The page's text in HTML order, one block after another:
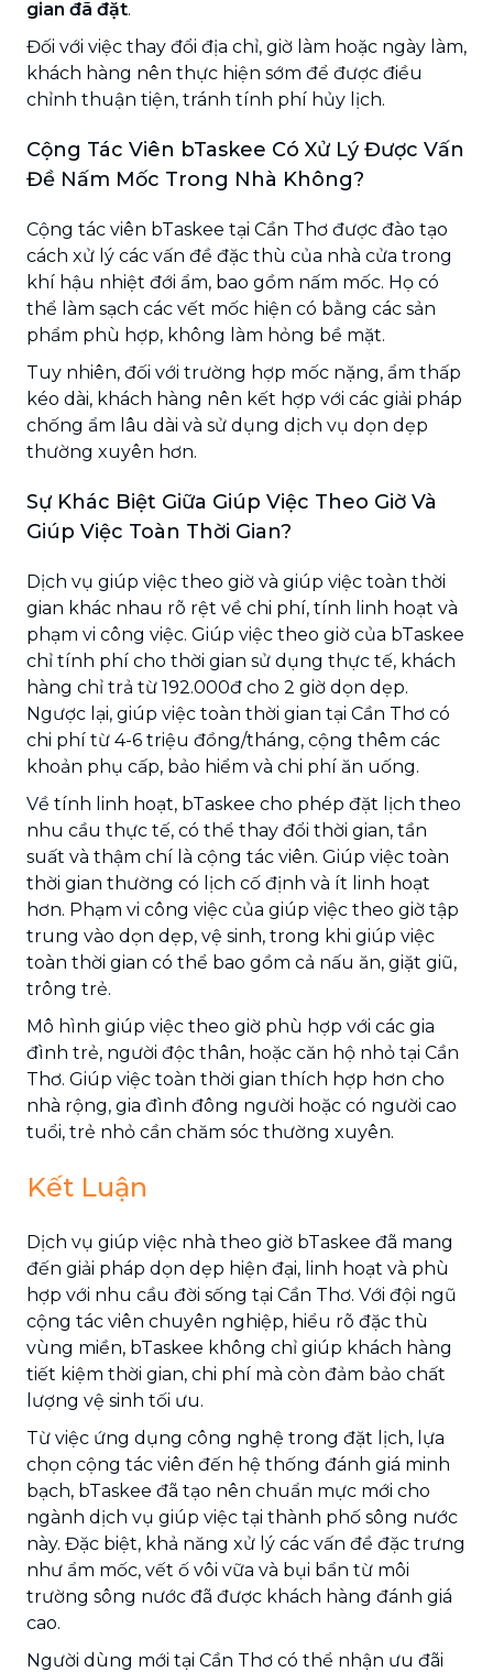
gian đã đặt.
Đối với việc thay đổi địa chỉ, giờ làm hoặc ngày làm,
khách hàng nên thực hiện sớm để được điều
chỉnh thuận tiện, tránh tính phí hủy lịch.
Cộng Tác Viên bTaskee Có Xử Lý Được Vấn
Đề Nấm Mốc Trong Nhà Không?
Cộng tác viên bTaskee tại Cần Thơ được đào tạo
cách xử lý các vấn đề đặc thù của nhà cửa trong
khí hậu nhiệt đới ẩm, bao gồm nấm mốc. Họ có
thể làm sạch các vết mốc hiện có bằng các sản
phẩm phù hợp, không làm hỏng bề mặt.
Tuy nhiên, đối với trường hợp mốc nặng, ẩm thấp
kéo dài, khách hàng nên kết hợp với các giải pháp
chống ẩm lâu dài và sử dụng dịch vụ dọn dẹp
thường xuyên hơn.
Sự Khác Biệt Giữa Giúp Việc Theo Giờ Và
Giúp Việc Toàn Thời Gian?
Dịch vụ giúp việc theo giờ và giúp việc toàn thời
gian khác nhau rõ rệt về chi phí, tính linh hoạt và
phạm vi công việc. Giúp việc theo giờ của bTaskee
chỉ tính phí cho thời gian sử dụng thực tế, khách
hàng chỉ trả từ 192.000đ cho 2 giờ dọn dẹp.
Ngược lại, giúp việc toàn thời gian tại Cần Thơ có
chi phí từ 4-6 triệu đồng/tháng, cộng thêm các
khoản phụ cấp, bảo hiểm và chi phí ăn uống.
Về tính linh hoạt, bTaskee cho phép đặt lịch theo
nhu cầu thực tế, có thể thay đổi thời gian, tần
suất và thậm chí là cộng tác viên. Giúp việc toàn
thời gian thường có lịch cố định và ít linh hoạt
hơn. Phạm vi công việc của giúp việc theo giờ tập
trung vào dọn dẹp, vệ sinh, trong khi giúp việc
toàn thời gian có thể bao gồm cả nấu ăn, giặt giũ,
trông trẻ.
Mô hình giúp việc theo giờ phù hợp với các gia
đình trẻ, người độc thân, hoặc căn hộ nhỏ tại Cần
Thơ. Giúp việc toàn thời gian thích hợp hơn cho
nhà rộng, gia đình đông người hoặc có người cao
tuổi, trẻ nhỏ cần chăm sóc thường xuyên.
Kết Luận
Dịch vụ giúp việc nhà theo giờ bTaskee đã mang
đến giải pháp dọn dẹp hiện đại, linh hoạt và phù
hợp với nhu cầu đời sống tại Cần Thơ. Với đội ngũ
cộng tác viên chuyên nghiệp, hiểu rõ đặc thù
vùng miền, bTaskee không chỉ giúp khách hàng
tiết kiệm thời gian, chi phí mà còn đảm bảo chất
lượng vệ sinh tối ưu.
Từ việc ứng dụng công nghệ trong đặt lịch, lựa
chọn cộng tác viên đến hệ thống đánh giá minh
bạch, bTaskee đã tạo nên chuẩn mực mới cho
ngành dịch vụ giúp việc tại thành phố sông nước
này. Đặc biệt, khả năng xử lý các vấn đề đặc trưng
như ẩm mốc, vết ố vôi vữa và bụi bẩn từ môi
trường sông nước đã được khách hàng đánh giá
cao.
Người dùng mới tại Cần Thơ có thể nhận ưu đãi